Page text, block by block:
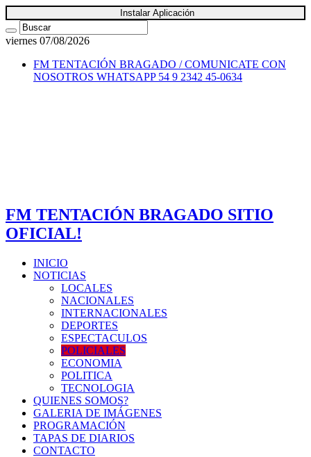
Instalar Aplicación
viernes 07/08/2026
FM TENTACIÓN BRAGADO / COMUNICATE CON
NOSOTROS WHATSAPP 54 9 2342 45-0634
FM TENTACIÓN BRAGADO SITIO
OFICIAL!
INICIO
NOTICIAS
LOCALES
NACIONALES
INTERNACIONALES
DEPORTES
ESPECTACULOS
POLICIALES
ECONOMIA
POLITICA
TECNOLOGIA
QUIENES SOMOS?
GALERIA DE IMÁGENES
PROGRAMACIÓN
TAPAS DE DIARIOS
CONTACTO